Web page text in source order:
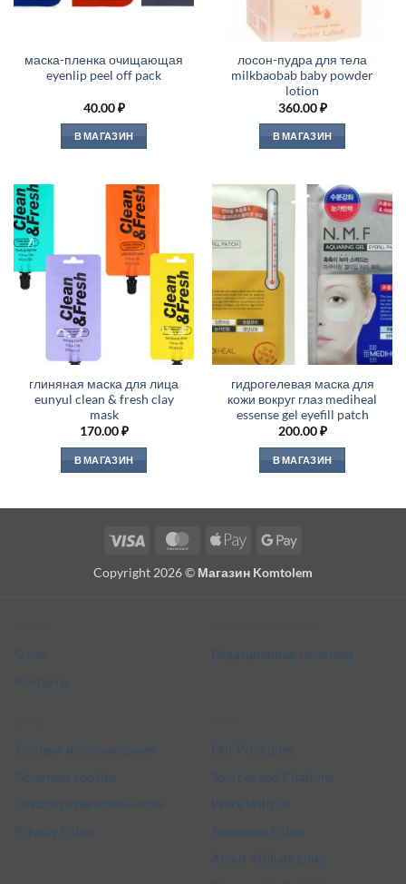
маска-пленка очищающая
eyenlip peel off pack
40.00₽
В МАГАЗИН
лосон-пудра для тела
milkbaobab baby powder
lotion
360.00₽
В МАГАЗИН
глиняная маска для лица
eunyul clean & fresh clay
mask
170.00₽
В МАГАЗИН
гидрогелевая маска для
кожи вокруг глаз mediheal
essense gel eyefill patch
200.00₽
В МАГАЗИН
Visa MasterCardApple
Google
Copyright 2026 © Магазин Komtolem
О нас
Контакты
Редакционная политика
Условия использования
Политика cookies
Отказ от ответственности
Privacy Policy
Our Principles
Sources and Citations
Work With Us
Takedown Policy
About Affiliate Links